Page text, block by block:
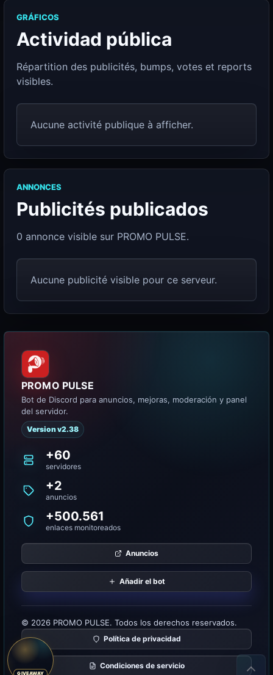
GRÁFICOS
Actividad pública
Répartition des publicités, bumps, votes et reports
visibles.
Aucune activité publique à afficher.
ANNONCES
Publicités publicados
0 annonce visible sur PROMO PULSE.
Aucune publicité visible pour ce serveur.
PROMO PULSE
Bot de Discord para anuncios, mejoras, moderación y panel
del servidor.
Version v2.38
+60
servidores
+2
anuncios
+500.561
enlaces monitoreados
Anuncios
Añadir el bot
© 2026 PROMO PULSE. Todos los derechos reservados.
Política de privacidad
Condiciones de servicio